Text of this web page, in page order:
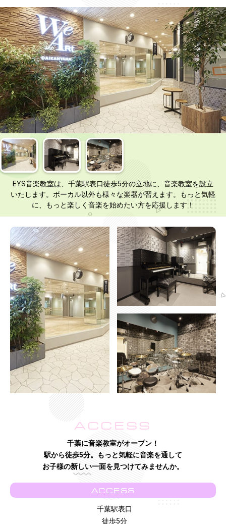
EYS音楽教室は、千葉駅表口徒歩5分の立地に、音楽教室を設立
いたします。ボーカル以外も様々な楽器が習えます。もっと気軽
に、もっと楽しく音楽を始めたい方を応援します！
ACCESS
千葉に音楽教室がオープン！
駅から徒歩5分。もっと気軽に音楽を通して
お子様の新しい一面を見つけてみませんか。
ACCESS
千葉駅表口
徒歩5分